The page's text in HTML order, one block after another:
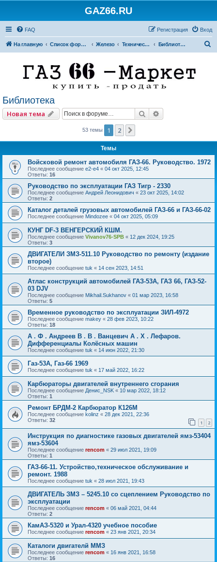
GAZ66.RU
FAQ Вход
Регистрация
На главную Список форумов Железо Технический форум Библиотека
Библиотека
Новая тема Поиск
53 темы 1 2
Темы
Войсковой ремонт автомобиля ГАЗ-66. Руководство. 1972
Последнее сообщение e2-e4 « 04 окт 2025, 12:45
Ответы: 16
Руководство по эксплуатации ГАЗ Тигр - 2330
Последнее сообщение Андрей Леонидович « 23 окт 2025, 14:02
Ответы: 2
Каталог деталей грузовых автомобилей ГАЗ-66 и ГАЗ-66-02
Последнее сообщение Mindozee « 04 окт 2025, 05:09
КУНГ DF-3 ВЕНГЕРСКИЙ КШМ.
Последнее сообщение Vivanov76-SPB « 12 дек 2024, 19:25
Ответы: 3
ДВИГАТЕЛИ ЗМЗ-511.10 Руководство по ремонту (издание
второе)
Последнее сообщение tuk « 14 сен 2023, 14:51
Атлас конструкций автомобилей ГАЗ-53А, ГАЗ 66, ГАЗ-52-
03 DJV
Последнее сообщение Mikhail.Sukhanov « 01 мар 2023, 16:58
Ответы: 5
Временное руководство по эксплуатации ЗИЛ-4972
Последнее сообщение makey « 28 фев 2023, 10:22
Ответы: 18
А . Ф . Андреев В . В . Ванцевич А . Х . Лефаров.
Дифференциалы Колёсных машин
Последнее сообщение tuk « 14 июн 2022, 21:30
Газ-53А, Газ-66 1969
Последнее сообщение tuk « 17 май 2022, 16:22
Карбюраторы двигателей внутреннего сгорания
Последнее сообщение Денис_NSK « 10 мар 2022, 18:12
Ответы: 1
Ремонт БРДМ-2 Карбюратор К126М
Последнее сообщение kolinz « 28 дек 2021, 22:36
Ответы: 32 1 2
Инструкция по диагностике газовых двигателей ямз-53404
ямз-53604
Последнее сообщение rencom « 29 июл 2021, 19:09
Ответы: 1
ГАЗ-66-11. Устройство,техническое обслуживание и
ремонт. 1988
Последнее сообщение tuk « 28 июл 2021, 19:43
ДВИГАТЕЛЬ ЗМЗ – 5245.10 со сцеплением Руководство по
эксплуатации
Последнее сообщение rencom « 06 май 2021, 04:44
Ответы: 2
КамАЗ-5320 и Урал-4320 учебное пособие
Последнее сообщение rencom « 23 янв 2021, 20:34
Каталоги двигателй ММЗ
Последнее сообщение rencom « 16 янв 2021, 16:58
Ответы: 16